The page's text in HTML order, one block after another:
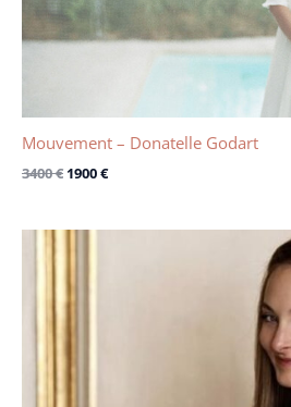
Mouvement – Donatelle Godart
3400€ 1900€